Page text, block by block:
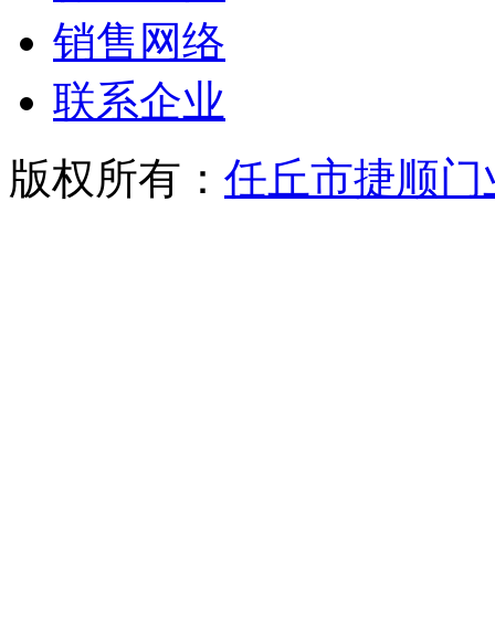
销售网络
联系企业
版权所有： 任丘市捷顺